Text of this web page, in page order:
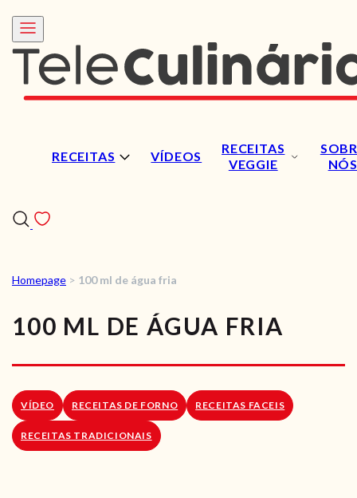
RECEITAS VÍDEOS
RECEITAS
VEGGIE
NÓS
RECEITAS
VÍDEOS
RECEITAS VEGGIE
SOBRE NÓS
LOJA ONLINE
Homepage > 100 ml de água fria
100 ML DE ÁGUA FRIA
VÍDEO RECEITAS DE FORNO RECEITAS FACEIS
RECEITAS TRADICIONAIS